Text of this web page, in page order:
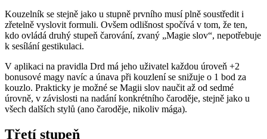
Kouzelník se stejně jako u stupně prvního musí plně soustředit i
zřetelně vyslovit formuli. Ovšem odlišnost spočívá v tom, že ten,
kdo ovládá druhý stupeň čarování, zvaný „Magie slov“, nepotřebuje
k sesílání gestikulaci.
V aplikaci na pravidla Drd má jeho uživatel každou úroveň +2
bonusové magy navíc a únava při kouzlení se snižuje o 1 bod za
kouzlo. Prakticky je možné se Magii slov naučit až od sedmé
úrovně, v závislosti na nadání konkrétního čaroděje, stejně jako u
všech dalších stylů (ano čaroděje, nikoliv mága).
Třetí stupeň